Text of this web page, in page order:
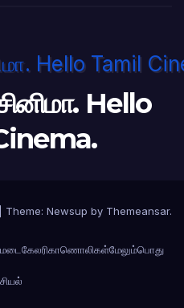
Hello
Theme: Newsup by Themeansar.
கேலரிகாணொலிகள்மேலும்பொது